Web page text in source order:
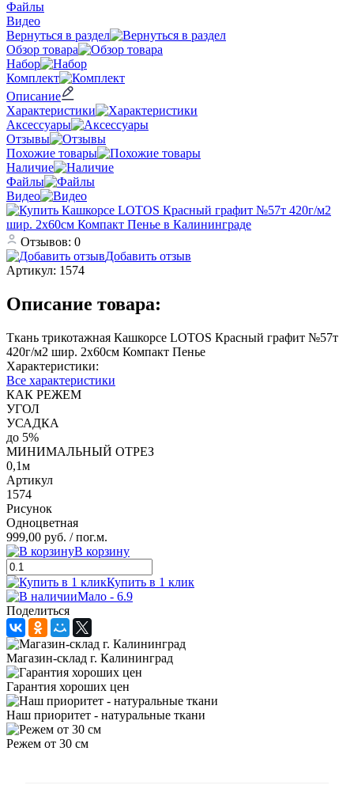
Файлы
Видео
Вернуться в раздел
Обзор товара
Набор
Комплект
Описание
Характеристики
Аксессуары
Отзывы
Похожие товары
Наличие
Файлы
Видео
Отзывов: 0
Добавить отзыв
Артикул: 1574
Описание товара:
Ткань трикотажная Кашкорсе LOTOS Красный графит №57т
420г/м2 шир. 2х60см Компакт Пенье
Характеристики:
Все характеристики
КАК РЕЖЕМ
УГОЛ
УСАДКА
до 5%
МИНИМАЛЬНЫЙ ОТРЕЗ
0,1м
Артикул
1574
Рисунок
Одноцветная
999,00 руб. / пог.м.
В корзину
Купить в 1 клик
Мало - 6.9
Поделиться
Магазин-склад г. Калининград
Гарантия хороших цен
Наш приоритет - натуральные ткани
Режем от 30 см